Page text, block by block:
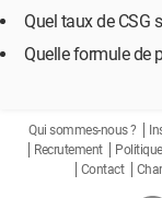
Quel taux de CSG
Quelle formule de
Qui sommes-nous ?
Recrutement
Contact